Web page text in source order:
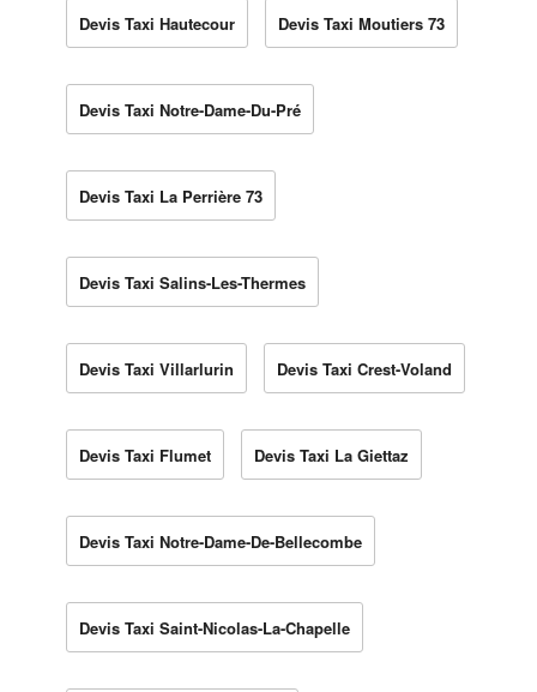
Devis Taxi Hautecour Devis Taxi Moutiers 73
Devis Taxi Notre-Dame-Du-Pré
Devis Taxi La Perrière 73
Devis Taxi Salins-Les-Thermes
Devis Taxi Villarlurin Devis Taxi Crest-Voland
Devis Taxi Flumet Devis Taxi La Giettaz
Devis Taxi Notre-Dame-De-Bellecombe
Devis Taxi Saint-Nicolas-La-Chapelle